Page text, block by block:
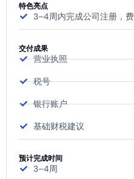
特色亮点
3–4周内完成公司注册，
交付成果
营业执照
税号
银行账户
基础财税建议
预计完成时间
3–4周